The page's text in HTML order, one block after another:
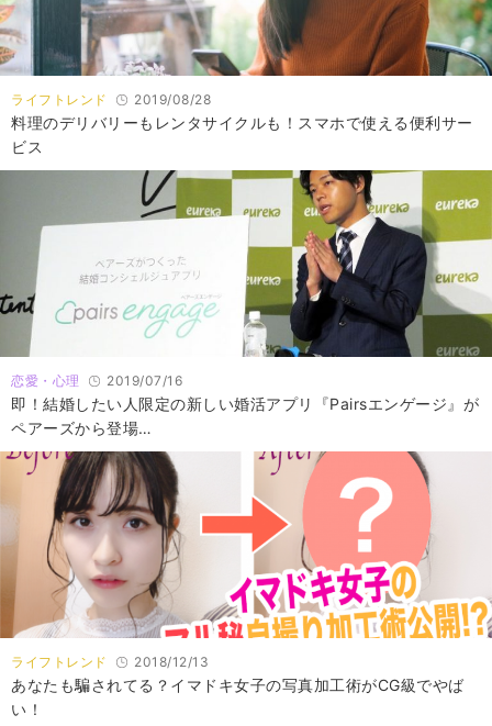
ライフトレンド 2019/08/28
料理のデリバリーもレンタサイクルも！スマホで使える便利サー
ビス
恋愛・心理 2019/07/16
即！結婚したい人限定の新しい婚活アプリ『Pairsエンゲージ』が
ペアーズから登場…
ライフトレンド 2018/12/13
あなたも騙されてる？イマドキ女子の写真加工術がCG級でやば
い！